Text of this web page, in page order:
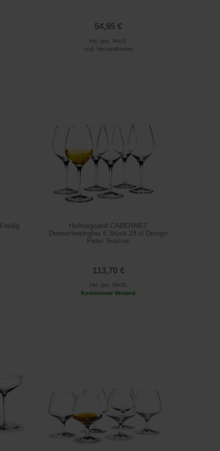
54,95 €
inkl. ges. MwSt.
zzgl.Versandkosten
teilig
Holmegaard CABERNET
Dessertweinglas 6 Stück 28 cl Design
Peter Svarrer
113,70 €
inkl. ges. MwSt.
Kostenloser Versand